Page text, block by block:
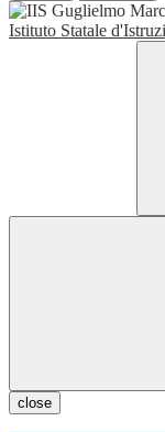
Istituto Statale
close